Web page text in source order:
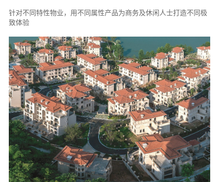
针对不同特性物业，用不同属性产品为商务及休闲人士打造不同极
致体验